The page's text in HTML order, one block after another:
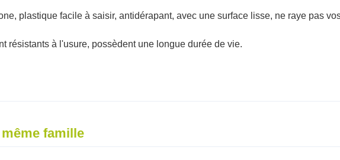
plastique facile à saisir, antidérapant, avec une surface lisse, ne raye pas
résistants à l'usure, possèdent une longue durée de vie.
famille